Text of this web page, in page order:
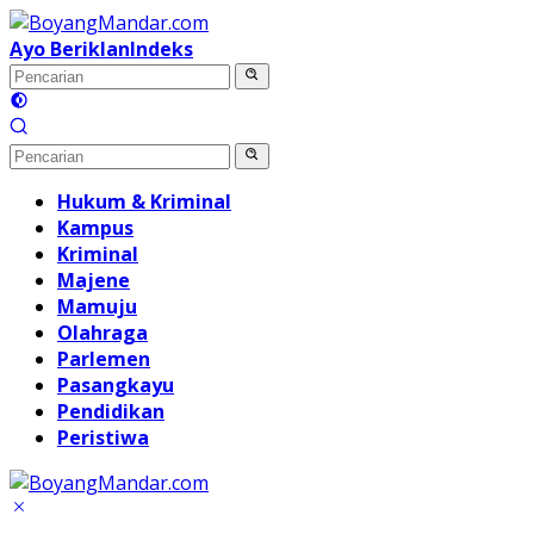
Langsung
ke
konten
Ayo BeriklanIndeks
Hukum & Kriminal
Kampus
Kriminal
Majene
Mamuju
Olahraga
Parlemen
Pasangkayu
Pendidikan
Peristiwa